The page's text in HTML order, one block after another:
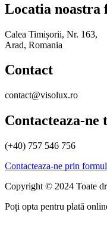
Locatia noastra
Calea Timișorii, Nr. 163,
Arad, Romania
Contact
contact@visolux.ro
Contacteaza-ne
(+40) 757 546 756
Contacteaza-ne prin
Copyright © 2024 Toate
Poți opta pentru plată